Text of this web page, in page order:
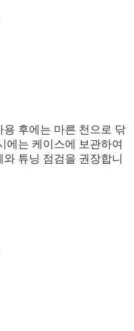
후에는 마른 천으로 닦
에는 케이스에 보관하여
튜닝 점검을 권장합니